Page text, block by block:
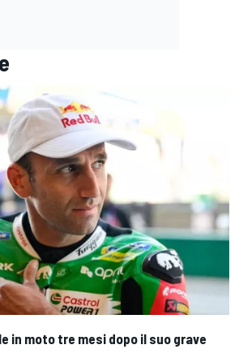
in moto tre mesi dopo il suo grave